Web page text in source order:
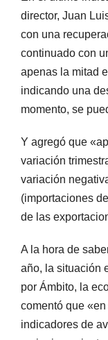
director, Juan
con una
continuado con
apenas la mitad
indicando una
momento, se
Y agregó que
variación
variación
(importaciones
de las
A la hora de
año, la situación
por Ámbito, la
comentó que
indicadores de